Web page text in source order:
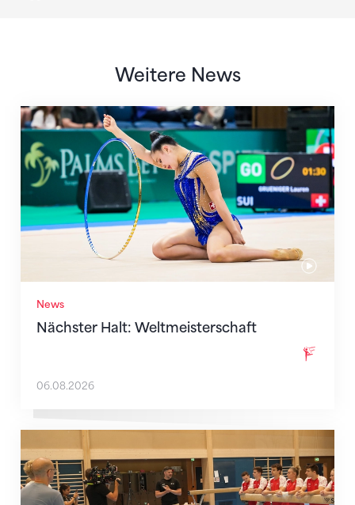
Weitere News
News
Nächster Halt: Weltmeisterschaft
Nächster Halt: Weltmeisterschaft
06.08.2026
Mit klaren Zielen nach Zagreb